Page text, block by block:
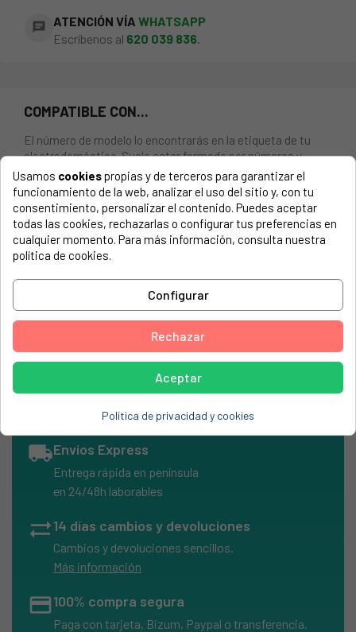
chat ATENCIÓN VÍA WHATSAPP
Escríbenos al 620 039 836.
COMPATIBLE CON...
El número de modelo lo encontrarás en la etiqueta de tu
electrodoméstico. Suele estar formado por números y
letras.
Tapeta Corbero 100mm moderna 60601120
TEKA, CG-LUX-70 5G
TEKA, E-60.2-4G AL VR.01
TEKA, ES-60.2 4G AI AI
local_shippingEnvíos Express
Entrega rápida en península
en 24/48h laborables
sync_alt14 días cambios y devoluciones
Cambios y devoluciones sencillos.
Más información
credit_card100% compra segura
Paga con tarjeta, Bizum, Paypal o transferencia.
Usamos cookiespropias y de terceros para garantizar el
funcionamiento de la web, analizar el uso del sitio y, con tu
consentimiento, personalizar el contenido. Puedes aceptar
todas las cookies, rechazarlas o configurar tus preferencias en
cualquier momento. Para más información, consulta nuestra
política de cookies.
Configurar
Rechazar
Aceptar
Política de privacidad y cookies